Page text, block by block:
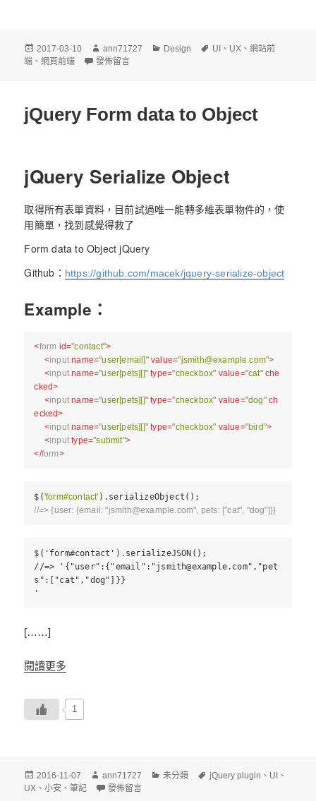
發
佈
2017-03-10
作
者
ann71727
分
Design
標
UI 、 UX 、網站前
端 、網頁前端 在〈SVG 圖片無法顯示〉
發佈留言
jQuery Form data to Object
jQuery Serialize Object
取得所有表單資料，目前試過唯一能轉多維表單物件的，使
用簡單，找到感覺得救了
Form data to Object jQuery
Github： https://github.com/macek/jquery-serialize-object
Example：
<form id="contact">
<input name="user[email]" value="jsmith@example.com">
<input name="user[pets][]" type="checkbox" value="cat" che
cked>
<input name="user[pets][]" type="checkbox" value="dog" ch
ecked>
<input name="user[pets][]" type="checkbox" value="bird">
<input type="submit">
</form>
$('form#contact' ).serializeObject();
//=> {user: {email: "jsmith@example.com", pets: ["cat", "dog"]}}
$('form#contact').serializeJSON();
//=> '{"user":{"email":"jsmith@example.com","pet
s":["cat","dog"]}}
'
[……]
閱讀更多
1
發
佈
2016-11-07
作
者
ann71727
分
未分類
標
jQuery plugin 、 UI 、
UX 、小安 、筆記 在〈jQuery Form data to Object〉
發佈留言